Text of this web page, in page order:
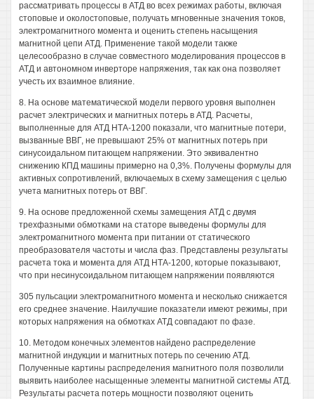
рассматривать процессы в АТД во всех режимах работы, включая
стоповые и околостоповые, получать мгновенные значения токов,
электромагнитного момента и оценить степень насыщения
магнитной цепи АТД. Применение такой модели также
целесообразно в случае совместного моделирования процессов в
АТД и автономном инверторе напряжения, так как она позволяет
учесть их взаимное влияние.
8. На основе математической модели первого уровня выполнен
расчет электрических и магнитных потерь в АТД. Расчеты,
выполненные для АТД НТА-1200 показали, что магнитные потери,
вызванные ВВГ, не превышают 25% от магнитных потерь при
синусоидальном питающем напряжении. Это эквивалентно
снижению КПД машины примерно на 0,3%. Получены формулы для
активных сопротивлений, включаемых в схему замещения с целью
учета магнитных потерь от ВВГ.
9. На основе предложенной схемы замещения АТД с двумя
трехфазными обмотками на статоре выведены формулы для
электромагнитного момента при питании от статического
преобразователя частоты и числа фаз. Представлены результаты
расчета тока и момента для АТД НТА-1200, которые показывают,
что при несинусоидальном питающем напряжении появляются
305 пульсации электромагнитного момента и несколько снижается
его среднее значение. Наилучшие показатели имеют режимы, при
которых напряжения на обмотках АТД совпадают по фазе.
10. Методом конечных элементов найдено распределение
магнитной индукции и магнитных потерь по сечению АТД.
Полученные картины распределения магнитного поля позволили
выявить наиболее насыщенные элементы магнитной системы АТД.
Результаты расчета потерь мощности позволяют оценить